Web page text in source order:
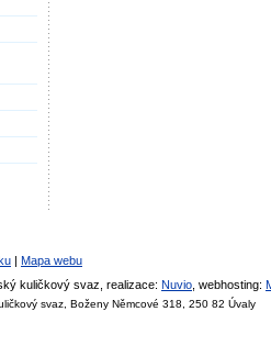
| Mapa webu
kuličkový svaz, realizace: Nuvio , webhosting:
svaz, Boženy Němcové 318, 250 82 Úvaly